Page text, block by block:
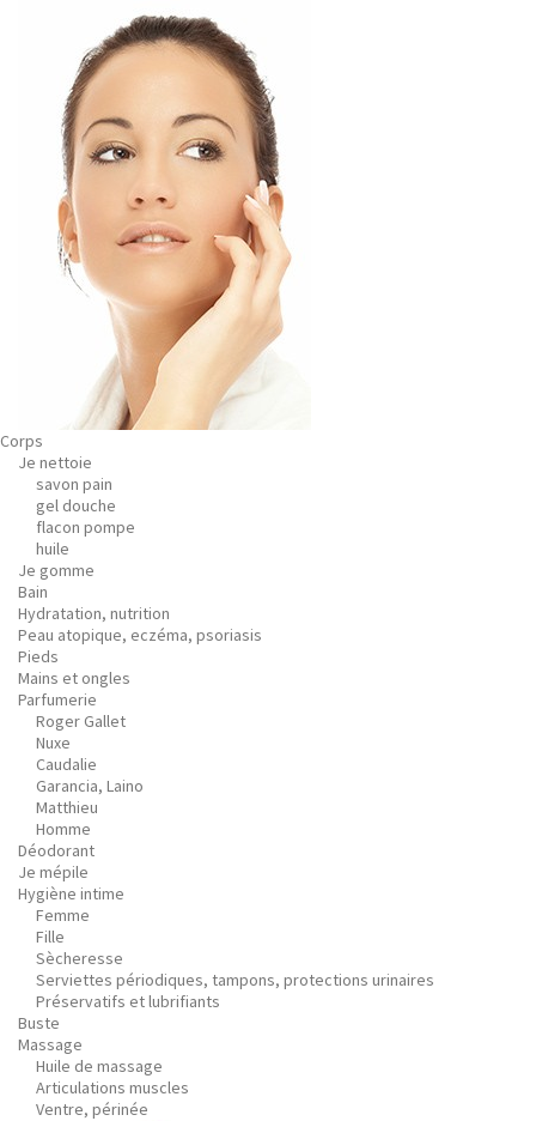
Corps
Je nettoie
savon pain
gel douche
flacon pompe
huile
Je gomme
Bain
Hydratation, nutrition
Peau atopique, eczéma, psoriasis
Pieds
Mains et ongles
Parfumerie
Roger Gallet
Nuxe
Caudalie
Garancia, Laino
Matthieu
Homme
Déodorant
Je mépile
Hygiène intime
Femme
Fille
Sècheresse
Serviettes périodiques, tampons, protections urinaires
Préservatifs et lubrifiants
Buste
Massage
Huile de massage
Articulations muscles
Ventre, périnée